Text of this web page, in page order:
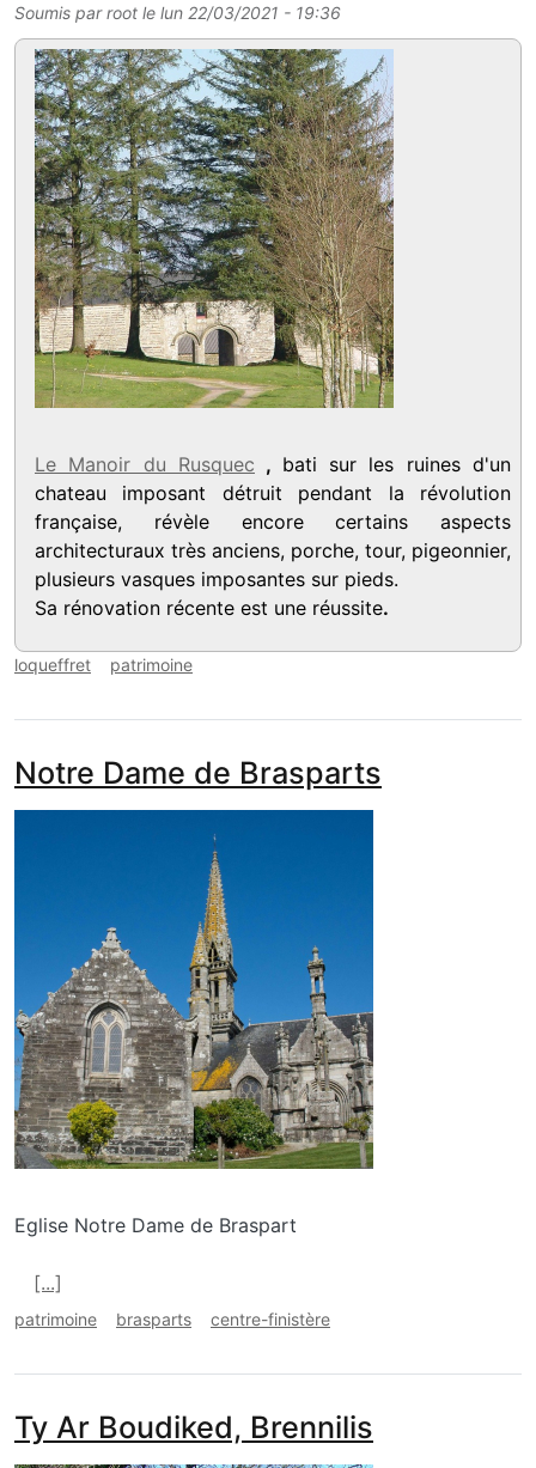
Soumis parroot le lun 22/03/2021 - 19:36
Image
Le Manoir du Rusquec , bati sur les ruines d'un
chateau imposant détruit pendant la révolution
française, révèle encore certains aspects
architecturaux très anciens, porche, tour, pigeonnier,
plusieurs vasques imposantes sur pieds.
Sa rénovation récente est une réussite.
loqueffret patrimoine
Notre Dame de Brasparts
Eglise Notre Dame de Braspart
[...]
patrimoine brasparts centre-finistère
Ty Ar Boudiked, Brennilis